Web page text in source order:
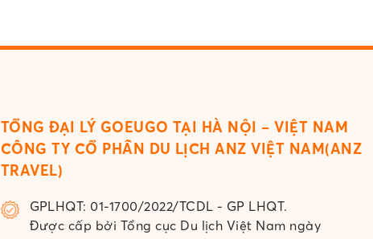
TỔNG ĐẠI LÝ GOEUGO TẠI HÀ NỘI – VIỆT NAM
CÔNG TY CỔ PHẦN DU LỊCH ANZ VIỆT NAM(ANZ
TRAVEL)
GPLHQT: 01-1700/2022/TCDL - GP LHQT.
Được cấp bởi Tổng cục Du lịch Việt Nam ngày